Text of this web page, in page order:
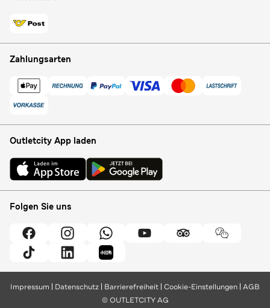
Zahlungsarten
Outletcity App laden
Folgen Sie uns
Impressum Datenschutz Barrierefreiheit Cookie-Einstellungen AGB
© OUTLETCITY AG